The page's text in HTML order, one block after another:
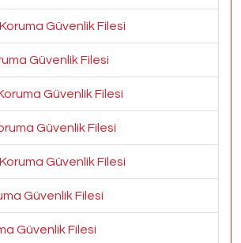
Güvenlik Filesi
Güvenlik Filesi
Güvenlik Filesi
Güvenlik Filesi
Güvenlik Filesi
Güvenlik Filesi
Güvenlik Filesi